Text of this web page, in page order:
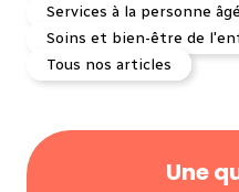
Services à la personne
Soins et bien-être de
Tous nos articles
Une